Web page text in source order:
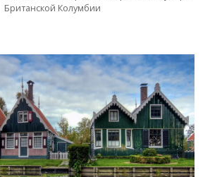
Британской Колумбии